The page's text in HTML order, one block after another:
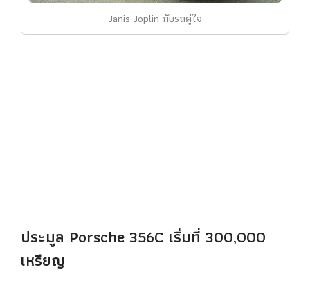
Janis Joplin กับรถคู่ใจ
ประมูล Porsche 356C เริ่มที่ 300,000
เหรียญ